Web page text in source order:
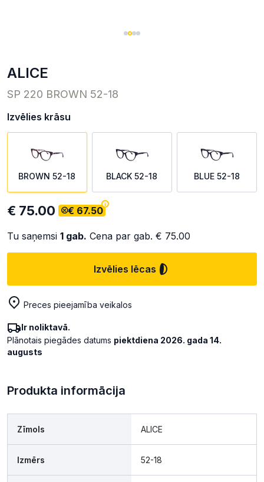
ALICE
SP 220 BROWN 52-18
Izvēlies krāsu
BROWN 52-18 BLACK 52-18 BLUE 52-18
€ 75.00 € 67.50
Tu saņemsi 1 gab. Cena par gab. € 75.00
Izvēlies lēcas
Preces pieejamība veikalos
Ir noliktavā.
Plānotais piegādes datums piektdiena 2026. gada 14.
augusts
Produkta informācija
Zīmols ALICE
Izmērs 52-18